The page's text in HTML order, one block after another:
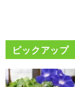
ピックアップ